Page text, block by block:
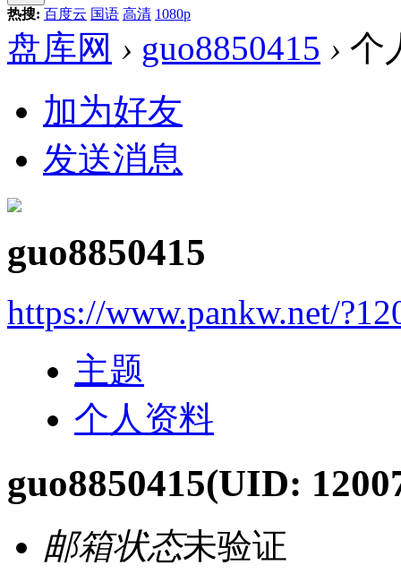
热搜: 百度云 国语 高清 1080p
盘库网 › guo8850415 › 个
加为好友
发送消息
guo8850415
https://www.pankw.net/
主题
个人资料
guo8850415(UID:
邮箱状态未验证